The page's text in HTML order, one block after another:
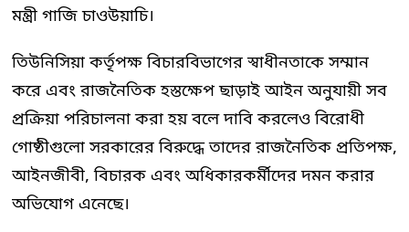
মন্ত্রী গাজি চাওউয়াচি।
তিউনিসিয়া কর্তৃপক্ষ বিচারবিভাগের স্বাধীনতাকে সম্মান
করে এবং রাজনৈতিক হস্তক্ষেপ ছাড়াই আইন অনুযায়ী সব
প্রক্রিয়া পরিচালনা করা হয় বলে দাবি করলেও বিরোধী
গোষ্ঠীগুলো সরকারের বিরুদ্ধে তাদের রাজনৈতিক প্রতিপক্ষ,
আইনজীবী, বিচারক এবং অধিকারকর্মীদের দমন করার
অভিযোগ এনেছে।